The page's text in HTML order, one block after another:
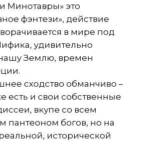
Минотавры» это
фэнтези», действие
в мире под
удивительно
Землю, времен
сходство обманчиво –
есть и свои собственные
вкупе со всем
пантеоном богов, но на
исторической